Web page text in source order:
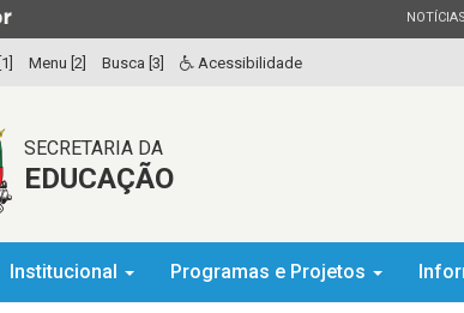
ESTADO
NOTÍCIAS
Menu [2] Busca [3] Acessibilidade
SECRETARIA DA
EDUCAÇÃO
Institucional Programas e Projetos